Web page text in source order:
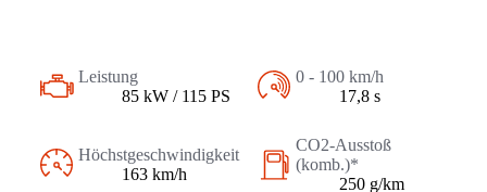
Leistung
85 kW / 115 PS
0 - 100 km/h
17,8 s
Höchstgeschwindigkeit
163 km/h
CO2-Ausstoß
(komb.)*
250 g/km